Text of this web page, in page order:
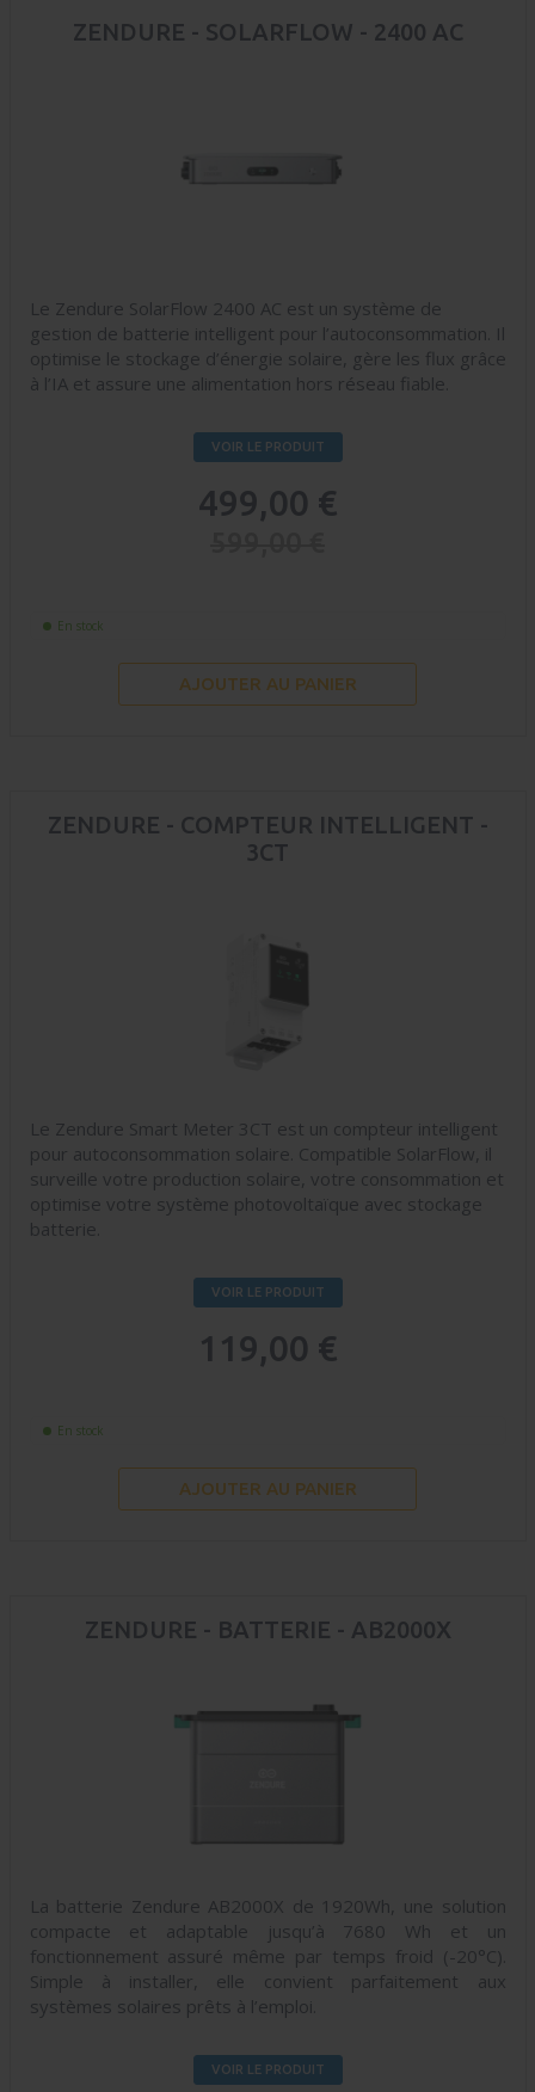
ZENDURE - SOLARFLOW - 2400 AC
Le Zendure SolarFlow 2400 AC est un système de
gestion de batterie intelligent pour l’autoconsommation. Il
optimise le stockage d’énergie solaire, gère les flux grâce
à l’IA et assure une alimentation hors réseau fiable.
VOIR LE PRODUIT
499,00 €
En stock
AJOUTER AU PANIER
ZENDURE - COMPTEUR INTELLIGENT -
3CT
Le Zendure Smart Meter 3CT est un compteur intelligent
pour autoconsommation solaire. Compatible SolarFlow, il
surveille votre production solaire, votre consommation et
optimise votre système photovoltaïque avec stockage
batterie.
VOIR LE PRODUIT
119,00 €
En stock
AJOUTER AU PANIER
ZENDURE - BATTERIE - AB2000X
La batterie Zendure AB2000X de 1920Wh, une solution
compacte et adaptable jusqu’à 7680 Wh et un
fonctionnement assuré même par temps froid (-20°C).
Simple à installer, elle convient parfaitement aux
systèmes solaires prêts à l’emploi.
VOIR LE PRODUIT